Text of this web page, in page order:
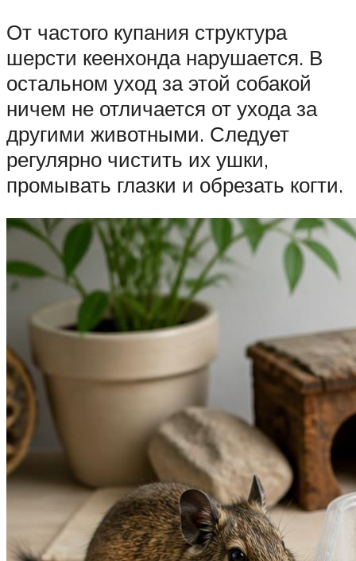
От частого купания структура
шерсти кеенхонда нарушается. В
остальном уход за этой собакой
ничем не отличается от ухода за
другими животными. Следует
регулярно чистить их ушки,
промывать глазки и обрезать когти.